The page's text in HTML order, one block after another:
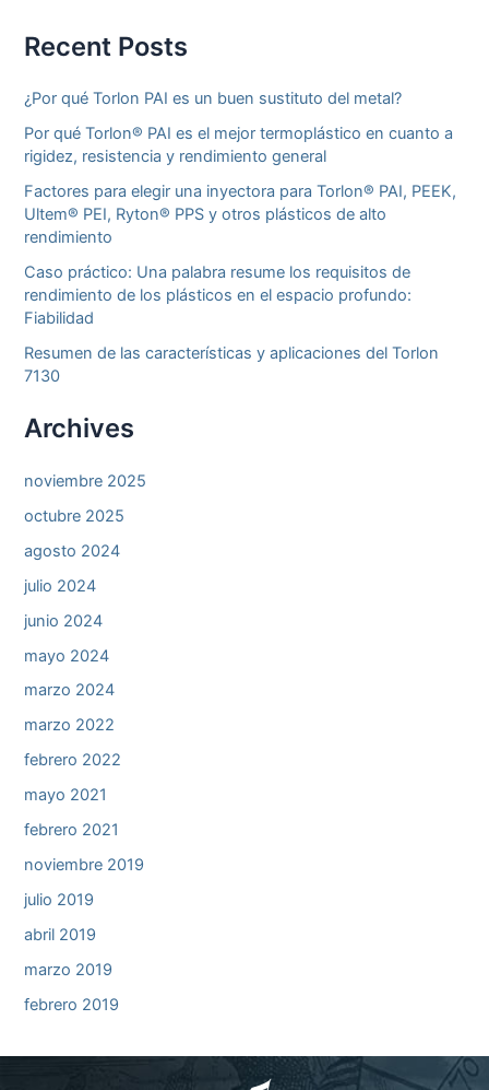
Recent Posts
¿Por qué Torlon PAI es un buen sustituto del metal?
Por qué Torlon® PAI es el mejor termoplástico en cuanto a
rigidez, resistencia y rendimiento general
Factores para elegir una inyectora para Torlon® PAI, PEEK,
Ultem® PEI, Ryton® PPS y otros plásticos de alto
rendimiento
Caso práctico: Una palabra resume los requisitos de
rendimiento de los plásticos en el espacio profundo:
Fiabilidad
Resumen de las características y aplicaciones del Torlon
7130
Archives
noviembre 2025
octubre 2025
agosto 2024
julio 2024
junio 2024
mayo 2024
marzo 2024
marzo 2022
febrero 2022
mayo 2021
febrero 2021
noviembre 2019
julio 2019
abril 2019
marzo 2019
febrero 2019